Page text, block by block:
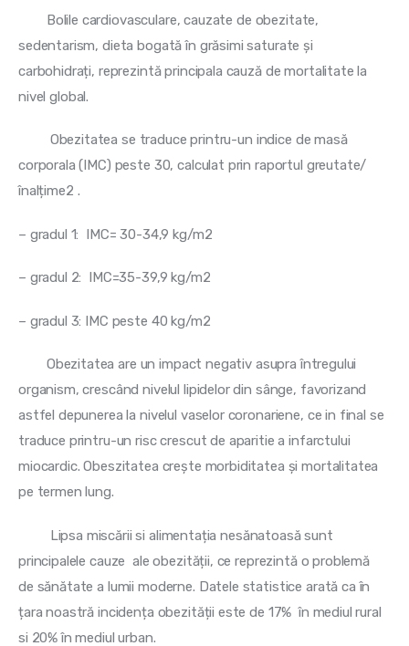
Bolile cardiovasculare, cauzate de obezitate,
sedentarism, dieta bogată în grăsimi saturate și
carbohidrați, reprezintă principala cauză de mortalitate la
nivel global.
Obezitatea se traduce printru-un indice de masă
corporala (IMC) peste 30, calculat prin raportul greutate/
înalțime2 .
– gradul 1:  IMC= 30-34,9 kg/m2
– gradul 2:  IMC=35-39,9 kg/m2
– gradul 3: IMC peste 40 kg/m2
Obezitatea are un impact negativ asupra întregului
organism, crescând nivelul lipidelor din sânge, favorizand
astfel depunerea la nivelul vaselor coronariene, ce in final se
traduce printru-un risc crescut de aparitie a infarctului
miocardic. Obeszitatea crește morbiditatea și mortalitatea
pe termen lung.
Lipsa miscării si alimentația nesănatoasă sunt
principalele cauze  ale obezității, ce reprezintă o problemă
de sănătate a lumii moderne. Datele statistice arată ca în
țara noastră incidența obezității este de 17%  în mediul rural
si 20% în mediul urban.